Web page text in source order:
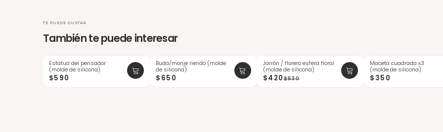
TE PUEDE GUSTAR
También te puede interesar
Estatua del pensador
(molde de silicona)
$590
Buda/monje riendo (molde
de silicona)
$650
-20%
Jarrón / florero esfera floral
(molde de silicona)
$420$530
Maceta cuadrada x3
(molde de silicona)
$350